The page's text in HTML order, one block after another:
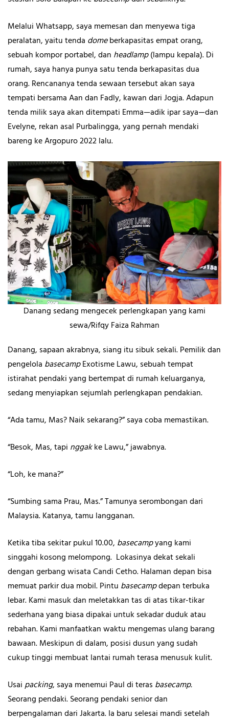
Melalui Whatsapp, saya memesan dan menyewa tiga
peralatan, yaitu tenda domeberkapasitas empat orang,
sebuah kompor portabel, dan headlamp(lampu kepala). Di
rumah, saya hanya punya satu tenda berkapasitas dua
orang. Rencananya tenda sewaan tersebut akan saya
tempati bersama Aan dan Fadly, kawan dari Jogja. Adapun
tenda milik saya akan ditempati Emma—adik ipar saya—dan
Evelyne, rekan asal Purbalingga, yang pernah mendaki
bareng ke Argopuro 2022 lalu.
Danang sedang mengecek perlengkapan yang kami
sewa/Rifqy Faiza Rahman
Danang, sapaan akrabnya, siang itu sibuk sekali. Pemilik dan
pengelola basecampExotisme Lawu, sebuah tempat
istirahat pendaki yang bertempat di rumah keluarganya,
sedang menyiapkan sejumlah perlengkapan pendakian.
“Ada tamu, Mas? Naik sekarang?” saya coba memastikan.
“Besok, Mas, tapi nggakke Lawu,” jawabnya.
“Loh, ke mana?”
“Sumbing sama Prau, Mas.” Tamunya serombongan dari
Malaysia. Katanya, tamu langganan.
Ketika tiba sekitar pukul 10.00, basecampyang kami
singgahi kosong melompong. Lokasinya dekat sekali
dengan gerbang wisata Candi Cetho. Halaman depan bisa
memuat parkir dua mobil. Pintu basecampdepan terbuka
lebar. Kami masuk dan meletakkan tas di atas tikar-tikar
sederhana yang biasa dipakai untuk sekadar duduk atau
rebahan. Kami manfaatkan waktu mengemas ulang barang
bawaan. Meskipun di dalam, posisi dusun yang sudah
cukup tinggi membuat lantai rumah terasa menusuk kulit.
Usaipacking, saya menemui Paul di teras basecamp.
Seorang pendaki. Seorang pendaki senior dan
berpengalaman dari Jakarta. Ia baru selesai mandi setelah